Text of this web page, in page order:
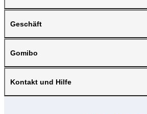
Geschäft
Gomibo
Kontakt und Hilfe